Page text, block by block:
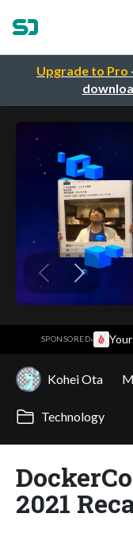
Upgrade to Pro
SPONSORED·
Kohei Ota
Technology
2021